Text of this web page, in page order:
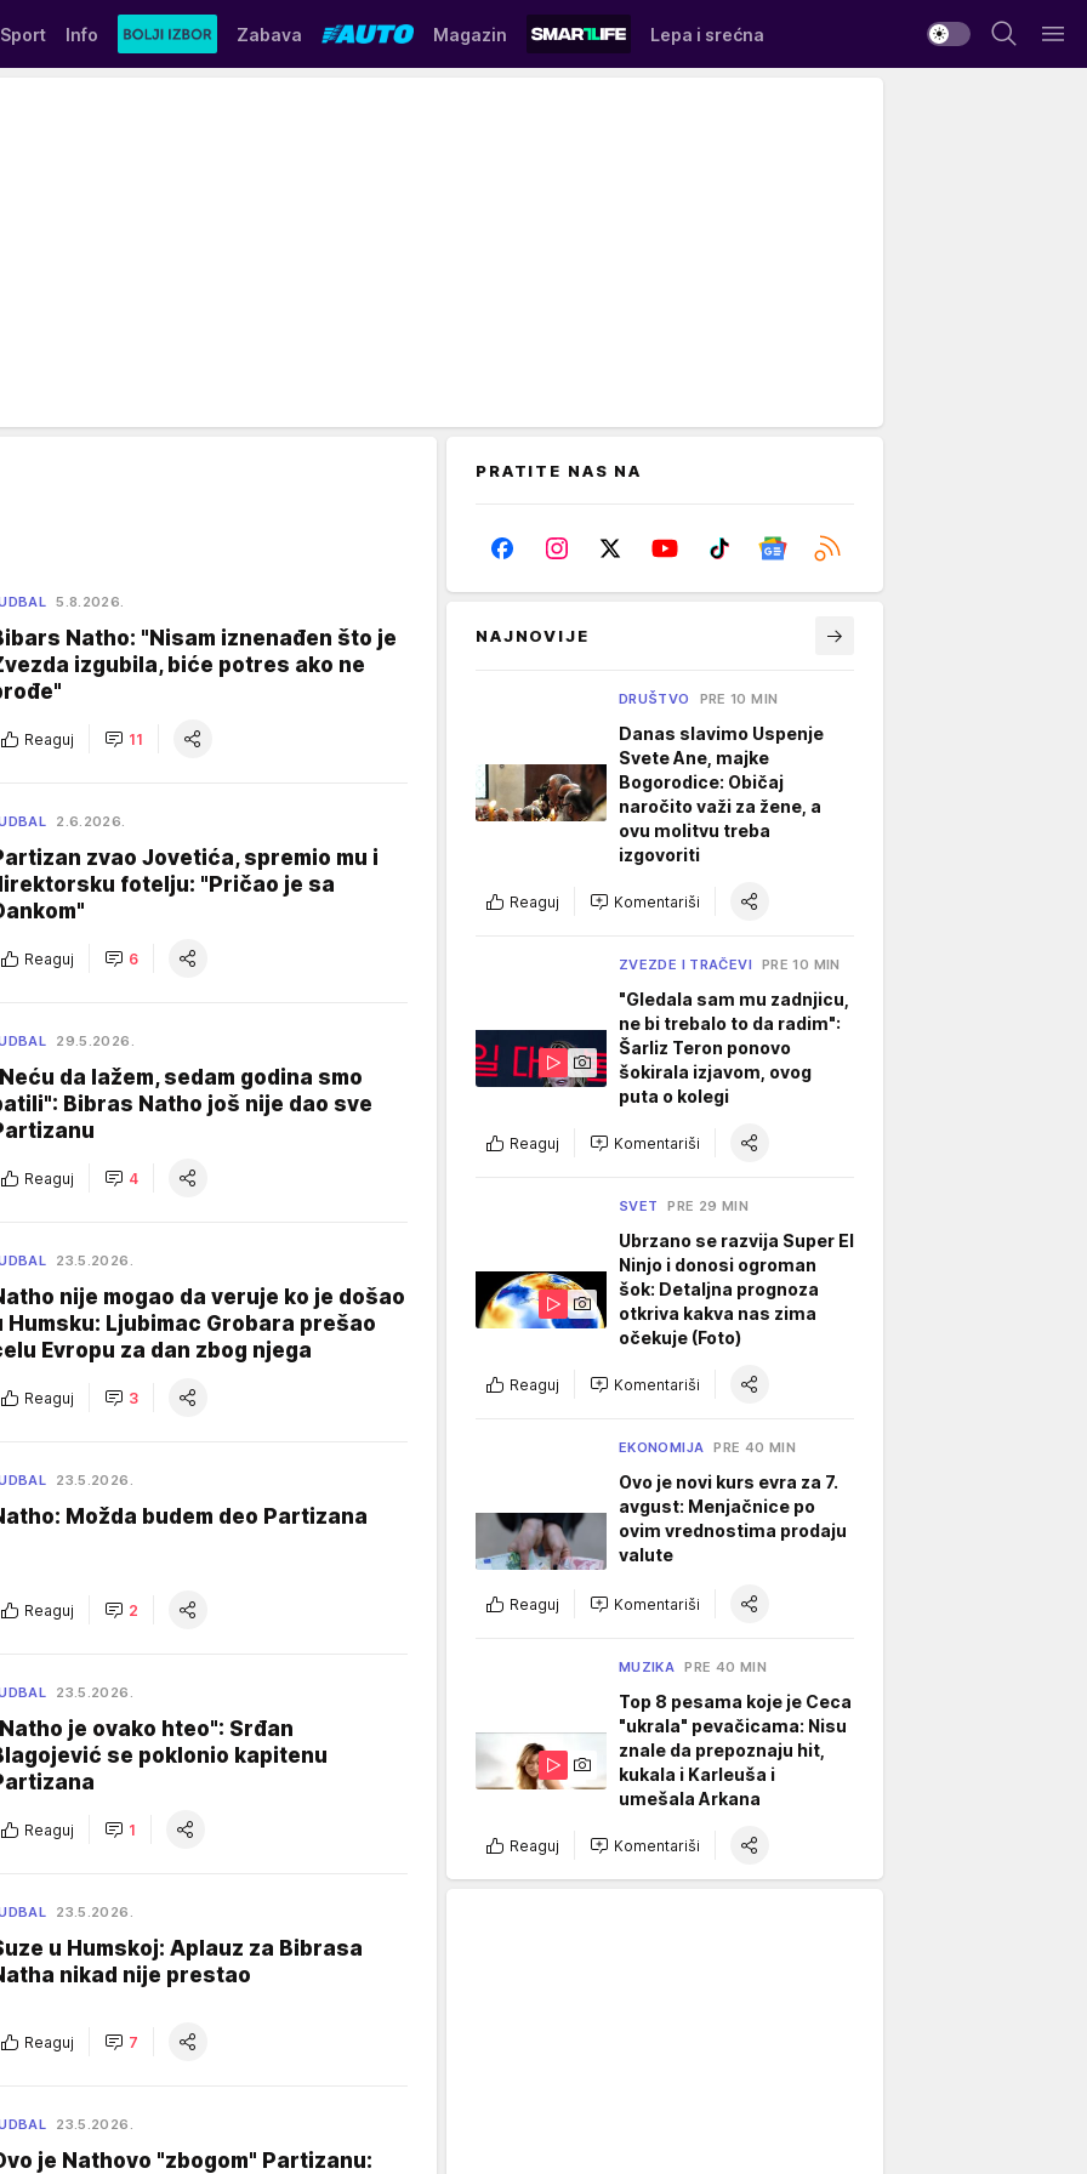
Sport Info Zabava Magazin Lepa i srećna
5.8.2026.
Natho: "Nisam iznenađen što je
izgubila, biće potres ako ne
Reaguj 11
2.6.2026.
zvao Jovetića, spremio mu i
fotelju: "Pričao je sa
Reaguj 6
29.5.2026.
da lažem, sedam godina smo
Bibras Natho još nije dao sve
Reaguj 4
23.5.2026.
nije mogao da veruje ko je došao
Humsku: Ljubimac Grobara prešao
Evropu za dan zbog njega
Reaguj 3
23.5.2026.
Možda budem deo Partizana
Reaguj 2
23.5.2026.
je ovako hteo": Srđan
se poklonio kapitenu
Reaguj 1
23.5.2026.
u Humskoj: Aplauz za Bibrasa
nikad nije prestao
Reaguj 7
23.5.2026.
je Nathovo "zbogom" Partizanu:
PRATITE NAS NA
NAJNOVIJE
DRUŠTVO PRE 10 MIN
Danas slavimo Uspenje
Svete Ane, majke
Bogorodice: Običaj
naročito važi za žene, a
ovu molitvu treba
izgovoriti
Reaguj Komentariši
ZVEZDE I TRAČEVI PRE 10 MIN
"Gledala sam mu zadnjicu,
ne bi trebalo to da radim":
Šarliz Teron ponovo
šokirala izjavom, ovog
puta o kolegi
Reaguj Komentariši
SVET PRE 29 MIN
Ubrzano se razvija Super El
Ninjo i donosi ogroman
šok: Detaljna prognoza
otkriva kakva nas zima
očekuje (Foto)
Reaguj Komentariši
EKONOMIJA PRE 40 MIN
Ovo je novi kurs evra za 7.
avgust: Menjačnice po
ovim vrednostima prodaju
valute
Reaguj Komentariši
MUZIKA PRE 40 MIN
Top 8 pesama koje je Ceca
"ukrala" pevačicama: Nisu
znale da prepoznaju hit,
kukala i Karleuša i
umešala Arkana
Reaguj Komentariši